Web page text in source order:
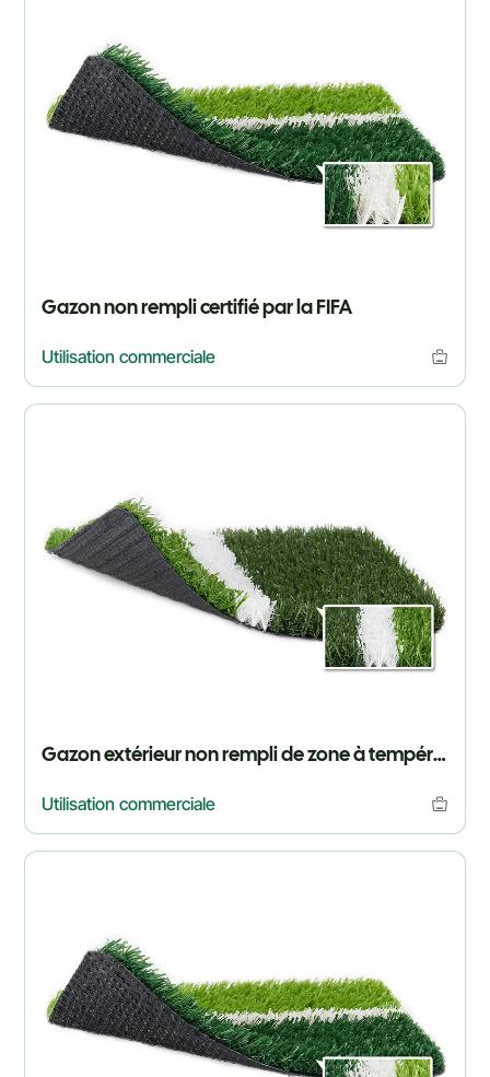
Gazon non rempli certifié par la FIFA
Utilisation commerciale
Gazon extérieur non rempli de zone à température normale
Utilisation commerciale